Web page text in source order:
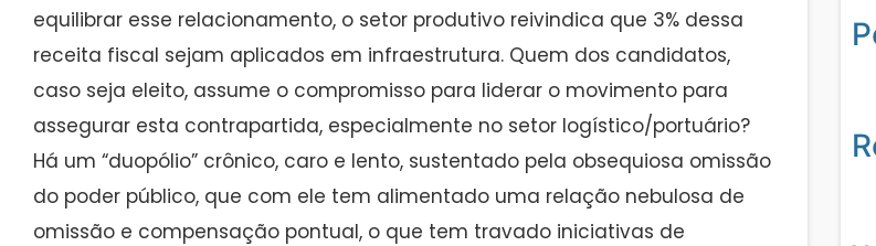
equilibrar esse relacionamento, o setor produtivo reivindica que 3% dessa
receita fiscal sejam aplicados em infraestrutura. Quem dos candidatos,
caso seja eleito, assume o compromisso para liderar o movimento para
assegurar esta contrapartida, especialmente no setor logístico/portuário?
Há um “duopólio” crônico, caro e lento, sustentado pela obsequiosa omissão
do poder público, que com ele tem alimentado uma relação nebulosa de
omissão e compensação pontual, o que tem travado iniciativas de